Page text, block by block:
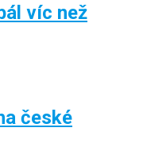
víc než
české